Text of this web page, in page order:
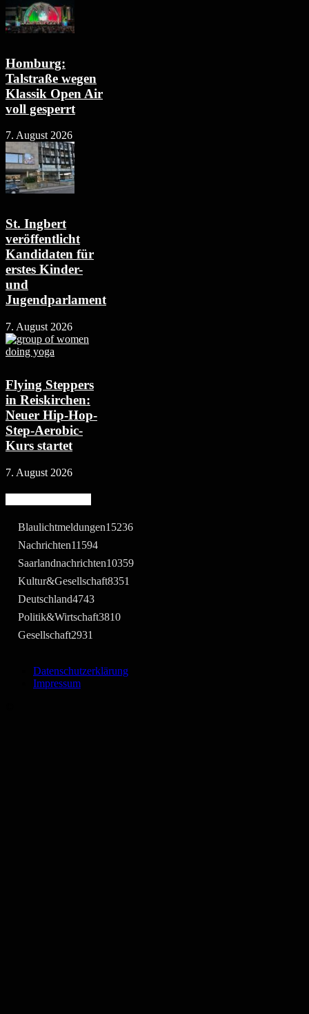
Homburg:
Talstraße wegen
Klassik Open Air
voll gesperrt
7. August 2026
St. Ingbert
veröffentlicht
Kandidaten für
erstes Kinder-
und
Jugendparlament
7. August 2026
Flying Steppers
in Reiskirchen:
Neuer Hip-Hop-
Step-Aerobic-
Kurs startet
7. August 2026
Blaulichtmeldungen15236
Nachrichten11594
Saarlandnachrichten10359
Kultur&Gesellschaft8351
Deutschland4743
Politik&Wirtschaft3810
Gesellschaft2931
Datenschutzerklärung
Impressum